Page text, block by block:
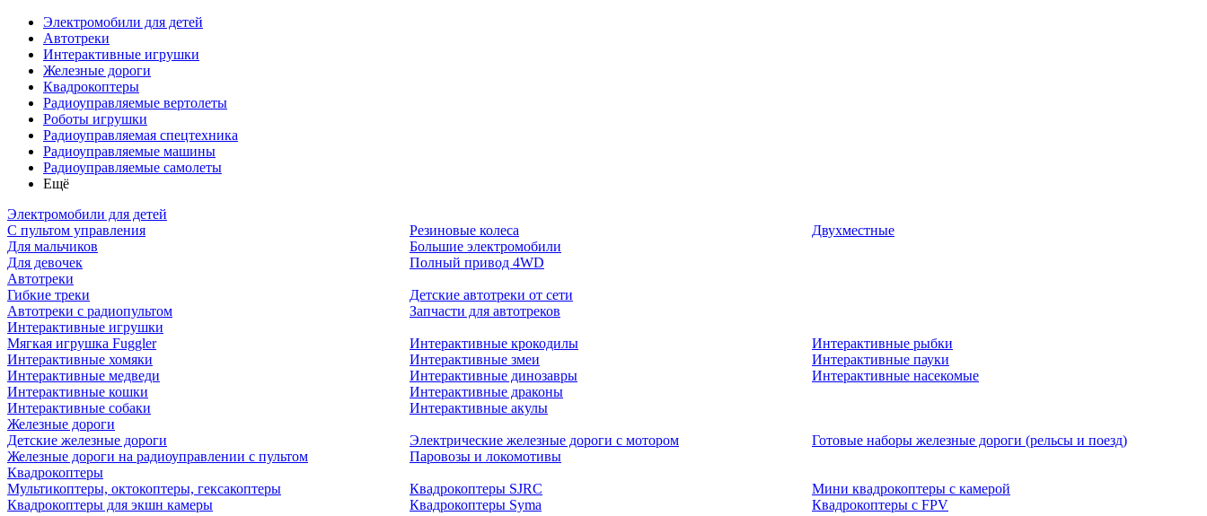
Электромобили для детей
Автотреки
Интерактивные игрушки
Железные дороги
Квадрокоптеры
Радиоуправляемые вертолеты
Роботы игрушки
Радиоуправляемая спецтехника
Радиоуправляемые машины
Радиоуправляемые самолеты
Ещё
Электромобили для детей
С пультом управления
Для мальчиков
Для девочек
Резиновые колеса
Большие электромобили
Полный привод 4WD
Двухместные
Автотреки
Гибкие треки
Автотреки с радиопультом
Детские автотреки от сети
Запчасти для автотреков
Интерактивные игрушки
Мягкая игрушка Fuggler
Интерактивные хомяки
Интерактивные медведи
Интерактивные кошки
Интерактивные собаки
Интерактивные крокодилы
Интерактивные змеи
Интерактивные динозавры
Интерактивные драконы
Интерактивные акулы
Интерактивные рыбки
Интерактивные пауки
Интерактивные насекомые
Железные дороги
Детские железные дороги
Железные дороги на радиоуправлении с пультом
Электрические железные дороги с мотором
Паровозы и локомотивы
Готовые наборы железные дороги (рельсы и поезд)
Квадрокоптеры
Мультикоптеры, октокоптеры, гексакоптеры
Квадрокоптеры для экшн камеры
Квадрокоптеры SJRC
Квадрокоптеры Syma
Мини квадрокоптеры с камерой
Квадрокоптеры с FPV